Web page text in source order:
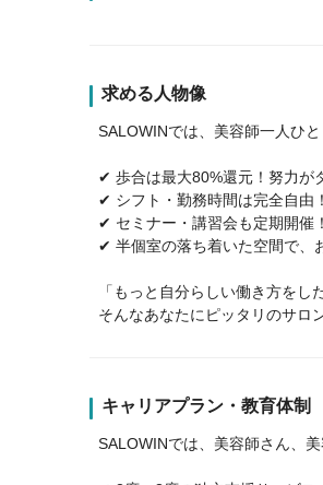
求める人物像
SALOWINでは、美容師一人ひと
✔ 歩合は最大80%還元！努力が
✔ シフト・勤務時間は完全自由
✔ セミナー・講習会も定期開催
✔ 半個室の落ち着いた空間で、
「もっと自分らしい働き方をし
そんなあなたにピッタリのサロ
キャリアプラン・教育体制
SALOWINでは、美容師さん、